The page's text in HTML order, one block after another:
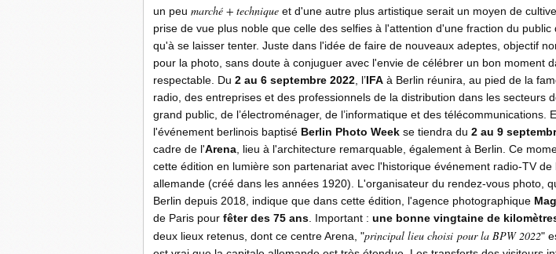
un peu marché + technique et d'une autre plus artistique serait un moyen de
prise de vue plus noble que celle des selfies à l'attention d'une fraction du public
qu'à se laisser tenter. Juste dans l'idée de faire de nouveaux adeptes, objectif
pour la photo, sans doute à conjuguer avec l'envie de célébrer un bon moment
respectable. Du 2 au 6 septembre 2022 , l’IFA à Berlin réunira, au pied de la
radio, des entreprises et des professionnels de la distribution dans les secteurs
grand public, de l’électroménager, de l’informatique et des télécommunications.
l'événement berlinois baptisé Berlin Photo Week se tiendra du 2 au 9
cadre de l'Arena , lieu à l'architecture remarquable, également à Berlin. Ce
cette édition en lumière son partenariat avec l'historique événement radio-TV de
allemande (créé dans les années 1920). L'organisateur du rendez-vous photo,
Berlin depuis 2018, indique que dans cette édition, l'agence photographique
de Paris pour fêter des 75 ans . Important : une bonne vingtaine de
deux lieux retenus, dont ce centre Arena, "principal lieu choisi pour la BPW 2022"